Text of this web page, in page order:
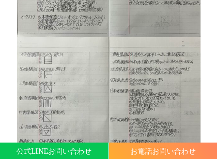
公式LINEお問い合わせ お電話お問い合わせ